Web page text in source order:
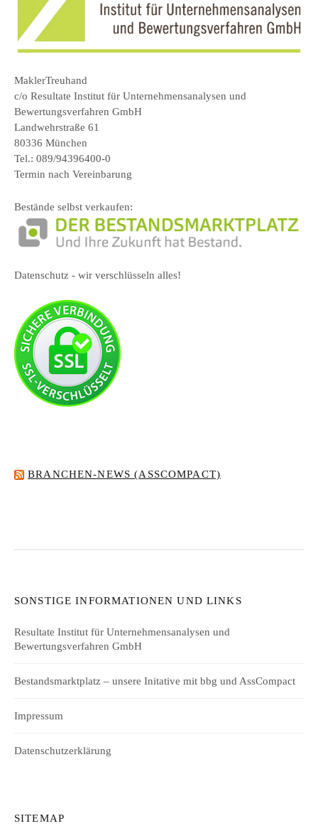
MaklerTreuhand
c/o Resultate Institut für Unternehmensanalysen und
Bewertungsverfahren GmbH
Landwehrstraße 61
80336 München
Tel.: 089/94396400-0
Termin nach Vereinbarung
Bestände selbst verkaufen:
Datenschutz - wir verschlüsseln alles!
BRANCHEN-NEWS (ASSCOMPACT)
SONSTIGE INFORMATIONEN UND LINKS
Resultate Institut für Unternehmensanalysen und
Bewertungsverfahren GmbH
Bestandsmarktplatz – unsere Initative mit bbg und AssCompact
Impressum
Datenschutzerklärung
SITEMAP